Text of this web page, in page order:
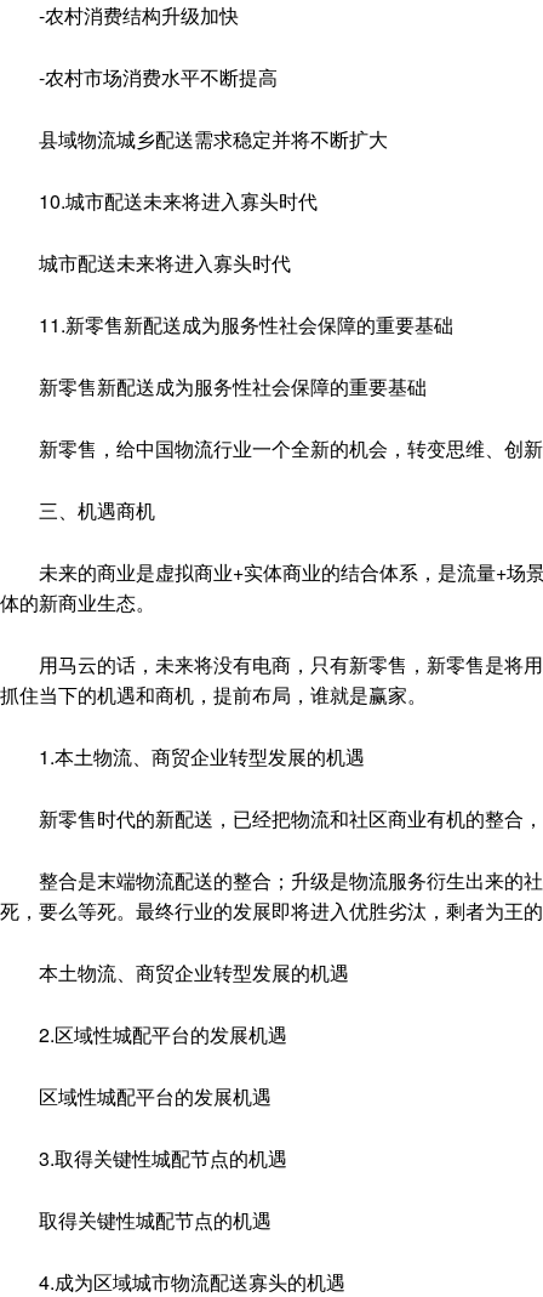
-农村消费结构升级加快
-农村市场消费水平不断提高
县域物流城乡配送需求稳定并将不断扩大
10.城市配送未来将进入寡头时代
城市配送未来将进入寡头时代
11.新零售新配送成为服务性社会保障的重要基础
新零售新配送成为服务性社会保障的重要基础
新零售，给中国物流行业一个全新的机会，转变思维、创
三、机遇商机
未来的商业是虚拟商业+实体商业的结合体系，是流量+场
体的新商业生态。
用马云的话，未来将没有电商，只有新零售，新零售是将
抓住当下的机遇和商机，提前布局，谁就是赢家。
1.本土物流、商贸企业转型发展的机遇
新零售时代的新配送，已经把物流和社区商业有机的整合
整合是末端物流配送的整合；升级是物流服务衍生出来的
死，要么等死。最终行业的发展即将进入优胜劣汰，剩者为王
本土物流、商贸企业转型发展的机遇
2.区域性城配平台的发展机遇
区域性城配平台的发展机遇
3.取得关键性城配节点的机遇
取得关键性城配节点的机遇
4.成为区域城市物流配送寡头的机遇